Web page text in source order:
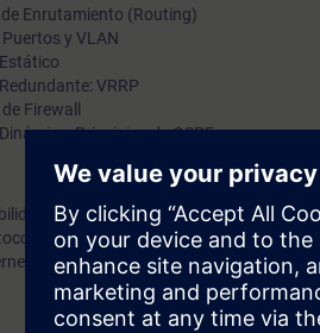
Enrutamiento (Routing)
y VLAN
VRRP
Firewall
Principios de OSPF
para la configuración, diseño y
de capa 2 / capa 3 en el modelo